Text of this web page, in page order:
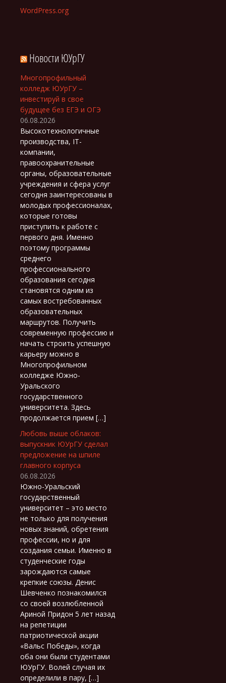
WordPress.org
Новости ЮУрГУ
Многопрофильный
колледж ЮУрГУ –
инвестируй в свое
будущее без ЕГЭ и ОГЭ
06.08.2026
Высокотехнологичные
производства, IT-
компании,
правоохранительные
органы, образовательные
учреждения и сфера услуг
сегодня заинтересованы в
молодых профессионалах,
которые готовы
приступить к работе с
первого дня. Именно
поэтому программы
среднего
профессионального
образования сегодня
становятся одним из
самых востребованных
образовательных
маршрутов. Получить
современную профессию и
начать строить успешную
карьеру можно в
Многопрофильном
колледже Южно-
Уральского
государственного
университета. Здесь
продолжается прием […]
Любовь выше облаков:
выпускник ЮУрГУ сделал
предложение на шпиле
главного корпуса
06.08.2026
Южно-Уральский
государственный
университет – это место
не только для получения
новых знаний, обретения
профессии, но и для
создания семьи. Именно в
студенческие годы
зарождаются самые
крепкие союзы. Денис
Шевченко познакомился
со своей возлюбленной
Ариной Придон 5 лет назад
на репетиции
патриотической акции
«Вальс Победы», когда
оба они были студентами
ЮУрГУ. Волей случая их
определили в пару, […]